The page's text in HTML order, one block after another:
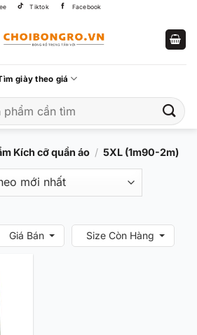
Tiktok Facebook
giày theo giá
Kích cỡ quần áo / 5XL (1m90-2m)
Giá Bán Size Còn Hàng